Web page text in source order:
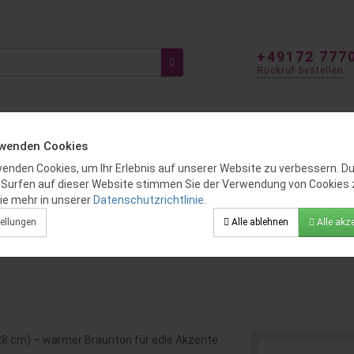
Cookies
Cookies, um Ihr Erlebnis auf unserer Website zu verbessern.
auf dieser Website stimmen Sie der Verwendung von Cookies
mehr in unserer Datenschutzrichtlinie
Alle ablehnen Alle
+49172
Rückruf bestellen
FÜR KINDER
(Ø ca. 28 cm) –